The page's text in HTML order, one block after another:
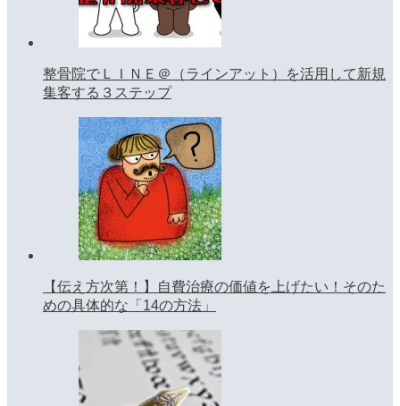
整骨院でＬＩＮＥ＠（ラインアット）を活用して新規
集客する３ステップ
【伝え方次第！】自費治療の価値を上げたい！そのた
めの具体的な「14の方法」